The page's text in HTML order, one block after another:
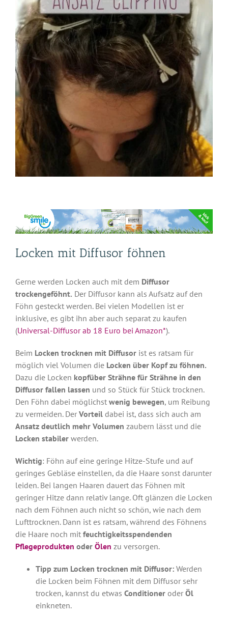
Locken mit Diffusor föhnen
Gerne werden Locken auch mit dem Diffusor
trockengeföhnt. Der Diffusor kann als Aufsatz auf den
Föhn gesteckt werden. Bei vielen Modellen ist er
inklusive, es gibt ihn aber auch separat zu kaufen
(Universal-Diffusor ab 18 Euro bei Amazon*).
Beim Locken trocknen mit Diffusorist es ratsam für
möglich viel Volumen die Locken über Kopf zu föhnen.
Dazu die Locken kopfüber Strähne für Strähne in den
Diffusor fallen lassen und so Stück für Stück trocknen.
Den Föhn dabei möglichstwenig bewegen, um Reibung
zu vermeiden. Der Vorteildabei ist, dass sich auch am
Ansatz deutlich mehr Volumen zaubern lässt und die
Locken stabilerwerden.
Wichtig: Föhn auf eine geringe Hitze-Stufe und auf
geringes Gebläse einstellen, da die Haare sonst darunter
leiden. Bei langen Haaren dauert das Föhnen mit
geringer Hitze dann relativ lange. Oft glänzen die Locken
nach dem Föhnen auch nicht so schön, wie nach dem
Lufttrocknen. Dann ist es ratsam, während des Föhnens
die Haare noch mit feuchtigkeitsspendenden
Pflegeprodukten oder Ölen zu versorgen.
Tipp zum Locken trocknen mit Diffusor:Werden
die Locken beim Föhnen mit dem Diffusor sehr
trocken, kannst du etwas Conditioneroder Öl
einkneten.